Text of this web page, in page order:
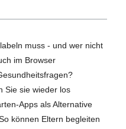
muss - und wer nicht
im Browser
Sie sie wieder los
Apps als Alternative
können Eltern begleiten